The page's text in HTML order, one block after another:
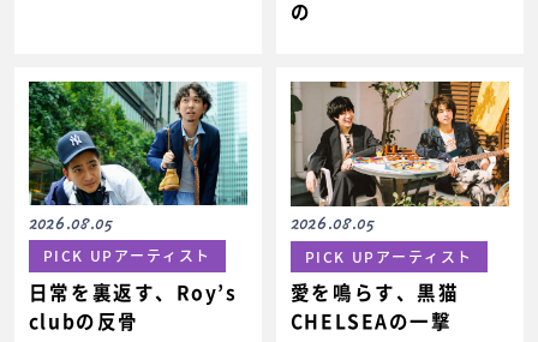
の
2026.08.05
PICK UPアーティスト
日常を裏返す、Roy’s
clubの反骨
2026.08.05
PICK UPアーティスト
愛を鳴らす、黒猫
CHELSEAの一撃